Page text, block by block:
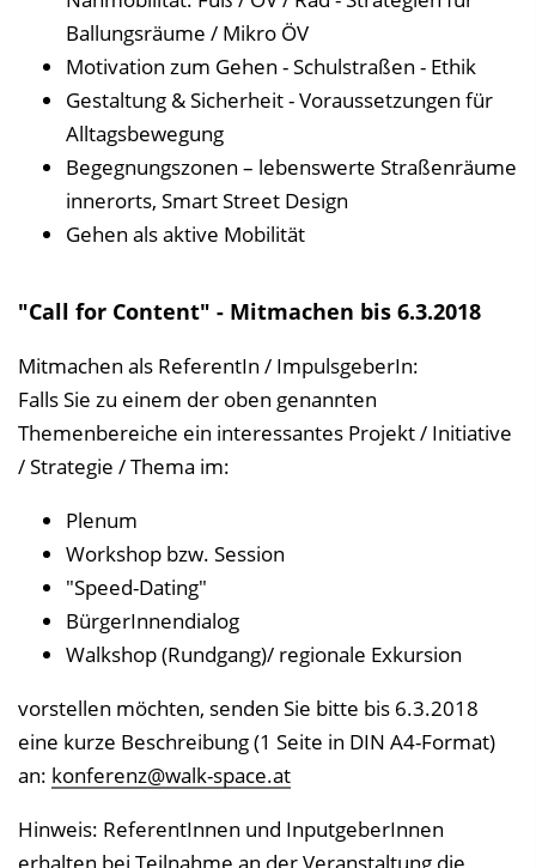
e
n
b
e
n
Ballungsräume / Mikro ÖV
Motivation zum Gehen - Schulstraßen - Ethik
Gestaltung & Sicherheit - Voraussetzungen für
Alltagsbewegung
Begegnungszonen – lebenswerte Straßenräume
innerorts, Smart Street Design
Gehen als aktive Mobilität
"Call for Content" - Mitmachen bis 6.3.2018
Mitmachen als ReferentIn / ImpulsgeberIn:
Falls Sie zu einem der oben genannten
Themenbereiche ein interessantes Projekt / Initiative
/ Strategie / Thema im:
Plenum
Workshop bzw. Session
"Speed-Dating"
BürgerInnendialog
Walkshop (Rundgang)/ regionale Exkursion
vorstellen möchten, senden Sie bitte bis 6.3.2018
eine kurze Beschreibung (1 Seite in DIN A4-Format)
an: konferenz@walk-space.at
Hinweis: ReferentInnen und InputgeberInnen